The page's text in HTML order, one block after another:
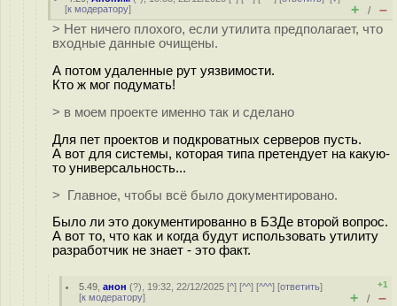
[к модератору] + / –
> Нет ничего плохого, если утилита предполагает, что
входные данные очищены.
А потом удаленные рут уязвимости.
Кто ж мог подумать!
> в моем проекте именно так и сделано
Для пет проектов и подкроватных серверов пусть.
А вот для системы, которая типа претендует на какую-
то универсальность...
> Главное, чтобы всё было документировано.
Было ли это документированно в БЗДе второй вопрос.
А вот то, что как и когда будут использовать утилиту
разработчик не знает - это факт.
5.49 ,анон (?), 19:32, 22/12/2025 [^] [^^] [^^^] [ответить]
[к модератору]
+1
+ / –